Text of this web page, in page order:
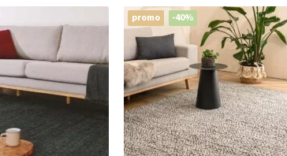
promo -40%